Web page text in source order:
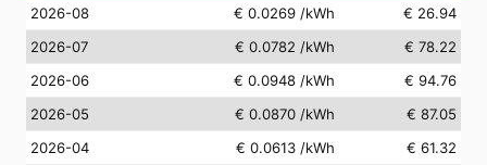
2026-08 € 0.0269 /kWh
€ 26.94
2026-07
€ 0.0782 /kWh
€ 78.22
2026-06
€ 0.0948 /kWh
€ 94.76
2026-05
€ 0.0870 /kWh
€ 87.05
2026-04
€ 0.0613 /kWh
€ 61.32